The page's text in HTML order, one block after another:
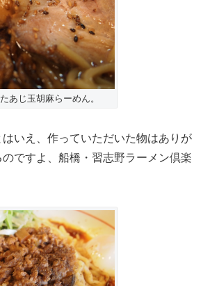
あじ玉胡麻らーめん。
いえ、作っていただいた物はありが
ですよ、船橋・習志野ラーメン倶楽